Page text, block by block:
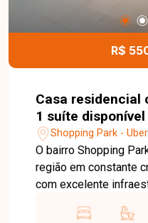
R$
Casa residencial
1 suíte
bairro Shopping
MG
Shopping Park -
O bairro Shopping
região em constante
com excelente
supermercados,